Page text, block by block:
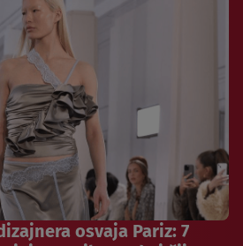
osvaja Pariz: 7